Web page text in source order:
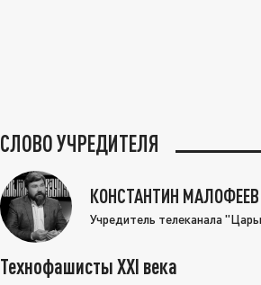
СЛОВО УЧРЕДИТЕЛЯ
КОНСТАНТИН МАЛОФЕЕВ
Учредитель телеканала
Технофашисты XXI века